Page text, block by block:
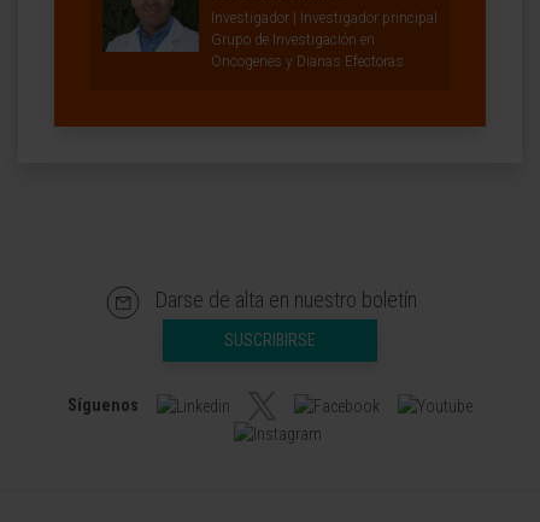
Investigador | Investigador principal
Grupo de Investigación en
Oncogenes y Dianas Efectoras
Darse de alta en nuestro boletín
SUSCRIBIRSE
Síguenos